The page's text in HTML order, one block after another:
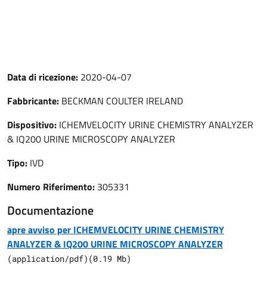
Data di ricezione: 2020-04-07
Fabbricante: BECKMAN COULTER IRELAND
Dispositivo: ICHEMVELOCITY URINE CHEMISTRY ANALYZER
& IQ200 URINE MICROSCOPY ANALYZER
Tipo: IVD
Numero Riferimento: 305331
Documentazione
apre avviso per ICHEMVELOCITY URINE CHEMISTRY
ANALYZER & IQ200 URINE MICROSCOPY ANALYZER
(application/pdf) (0.19 Mb)